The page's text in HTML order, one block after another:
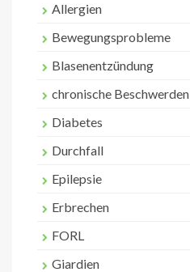
Allergien
Bewegungsprobleme
Blasenentzündung
chronische Beschwerden
Diabetes
Durchfall
Epilepsie
Erbrechen
FORL
Giardien